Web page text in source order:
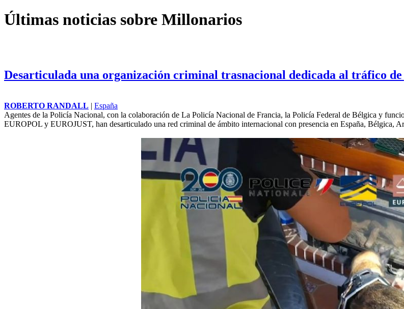
Últimas noticias sobre Millonarios
Desarticulada una organización criminal trasnacional dedicada al tráfico
ROBERTO RANDALL | España
Agentes de la Policía Nacional, con la colaboración de La Policía Nacional de Francia, la Policía Federal de Bélgica y
EUROPOL y EUROJUST, han desarticulado una red criminal de ámbito internacional con presencia en España, Bélgica,